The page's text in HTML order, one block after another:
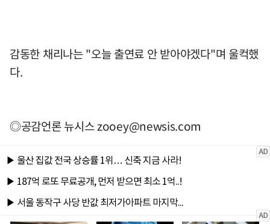
감동한 채리나는 "오늘 출연료 안 받아야겠다"며 울컥했
다.
◎공감언론 뉴시스zooey@newsis.com